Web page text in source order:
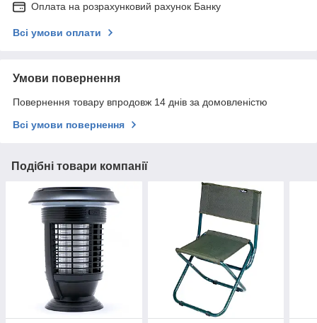
Оплата на розрахунковий рахунок Банку
Всі умови оплати
Умови повернення
Повернення товару впродовж 14 днів за домовленістю
Всі умови повернення
Подібні товари компанії